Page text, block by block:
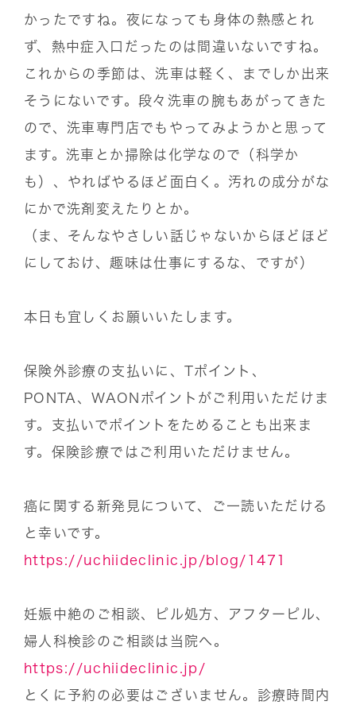
かったですね。夜になっても身体の熱感とれ
ず、熱中症入口だったのは間違いないですね。
これからの季節は、洗車は軽く、までしか出来
そうにないです。段々洗車の腕もあがってきた
ので、洗車専門店でもやってみようかと思って
ます。洗車とか掃除は化学なので（科学か
も）、やればやるほど面白く。汚れの成分がな
にかで洗剤変えたりとか。
（ま、そんなやさしい話じゃないからほどほど
にしておけ、趣味は仕事にするな、ですが）
本日も宜しくお願いいたします。
保険外診療の支払いに、Tポイント、
PONTA、WAONポイントがご利用いただけま
す。支払いでポイントをためることも出来ま
す。保険診療ではご利用いただけません。
癌に関する新発見について、ご一読いただける
と幸いです。
https://uchiideclinic.jp/blog/1471
妊娠中絶のご相談、ピル処方、アフターピル、
婦人科検診のご相談は当院へ。
https://uchiideclinic.jp/
とくに予約の必要はございません。診療時間内